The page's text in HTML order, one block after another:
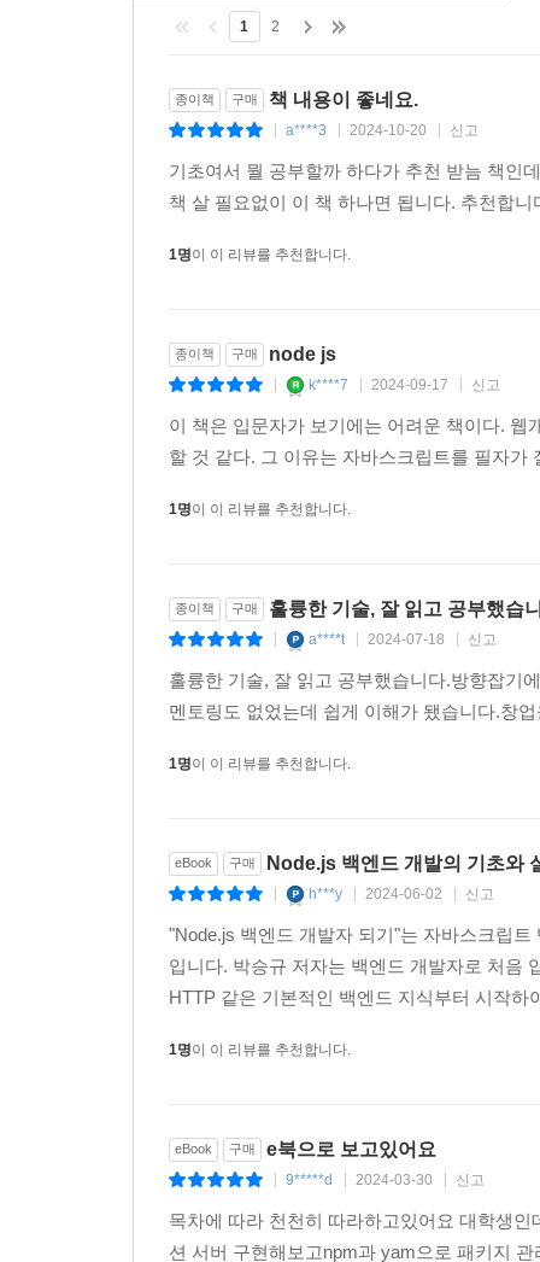
_Level 2 Node.js와 Express로 백엔드 입문하기
게시판을 만들면 실무에 필요한 다양한 기술을
4장에서는 npm 사용 방법, 5장에서는 자바스
_Level 3 NestJS 프레임워크로 점핑하기
NestJS를 활용해 개발하는 방법을 알아봅시다
함께 만들 예제를 소개합니다
_express로 댓글 첨삭과 페이지네이션이 되는 게
게시판은 웹 프레임워크로 만들 때 자주 등장하
검색, 페이징, 상세페이지에서 댓글 영역 처리
_구글 OAuth를 사용해 구글 로그인 구현해보기(10
구글의 OAuth를 사용해 인증을 구현합니다.
OAuth 기능을 활용한 소셜 로그인을 지원합니
유저 입장에서는 회원가입을 일일이 하지 않아도
_실시간 채팅 구현하기(13장)
실시간 채팅을 구현합니다. 웹소켓은 서버도 클
애플리케이션과 채팅 애플리케이션을 만들어보
1 2
종이책 구매 책 내용이 좋네요.
a****3 2024-10-20 신고
기초여서 뭘 공부할까 하다가 추천 받늠 책인
책 살 필요없이 이 책 하나면 됩니다. 추천합
1명이 이 리뷰를 추천합니다.
종이책 구매 node js
k****7 2024-09-17 신고
이 책은 입문자가 보기에는 어려운 책이다.
할 것 같다. 그 이유는 자바스크립트를 필자
1명이 이 리뷰를 추천합니다.
종이책 구매 훌륭한 기술, 잘 읽고 공부했습
a****t 2024-07-18 신고
훌륭한 기술, 잘 읽고 공부했습니다.방향잡기
멘토링도 없었는데 쉽게 이해가 됐습니다.창
1명이 이 리뷰를 추천합니다.
eBook 구매 Node.js 백엔드 개발의 기초와
h***y 2024-06-02 신고
"Node.js 백엔드 개발자 되기"는 자바스크립
입니다. 박승규 저자는 백엔드 개발자로 처음
HTTP 같은 기본적인 백엔드 지식부터 시작
1명이 이 리뷰를 추천합니다.
eBook 구매 e북으로 보고있어요
9*****d 2024-03-30 신고
목차에 따라 천천히 따라하고있어요 대학생
션 서버 구현해보고npm과 yam으로 패키지